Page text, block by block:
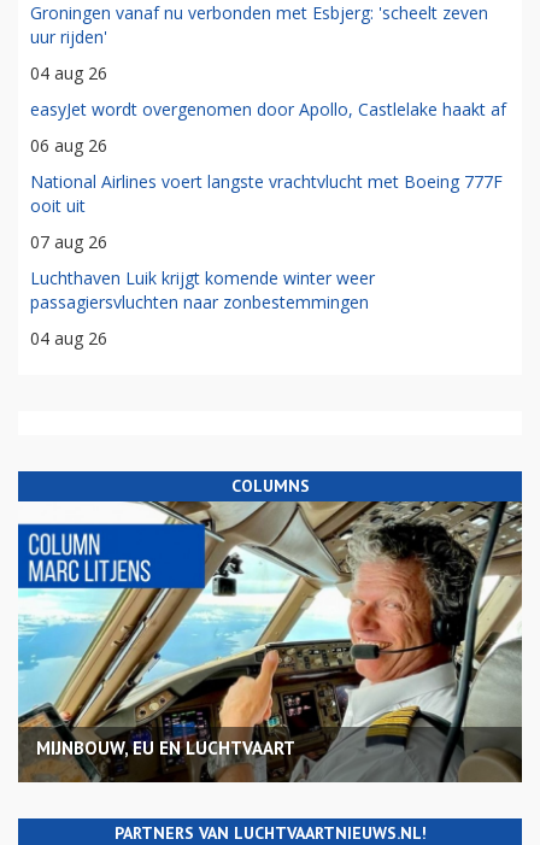
Groningen vanaf nu verbonden met Esbjerg: 'scheelt zeven
uur rijden'
04 aug 26
easyJet wordt overgenomen door Apollo, Castlelake haakt af
06 aug 26
National Airlines voert langste vrachtvlucht met Boeing 777F
ooit uit
07 aug 26
Luchthaven Luik krijgt komende winter weer
passagiersvluchten naar zonbestemmingen
04 aug 26
COLUMNS
MIJNBOUW, EU EN LUCHTVAART
PARTNERS VAN LUCHTVAARTNIEUWS.NL!